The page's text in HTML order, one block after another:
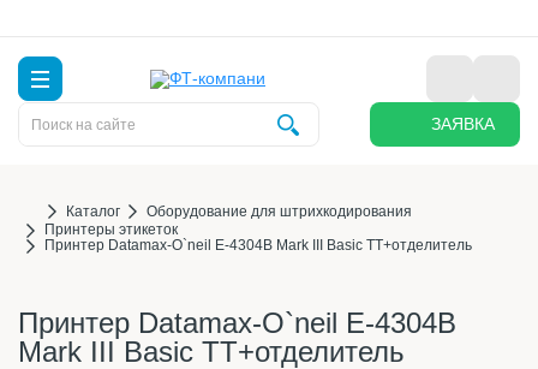
ЗАЯВКА
Каталог
Оборудование для штрихкодирования
Принтеры этикеток
Принтер Datamax-O`neil E-4304B Mark III Basic TT+отделитель
Принтер Datamax-O`neil E-4304B
Mark III Basic TT+отделитель